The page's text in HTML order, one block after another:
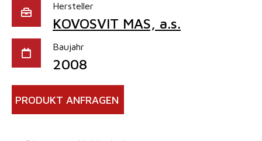
Hersteller
KOVOSVIT MAS, a.s.
Baujahr
2008
PRODUKT ANFRAGEN